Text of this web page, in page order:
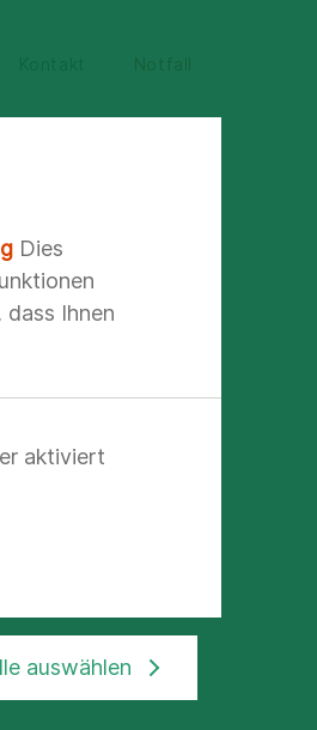
Notfall
Dies
Ihnen
aktiviert
auswählen